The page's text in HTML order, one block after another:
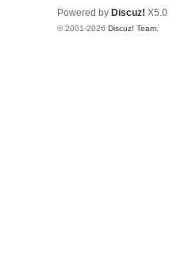
Powered by Discuz! X5.0
© 2001-2026 Discuz! Team